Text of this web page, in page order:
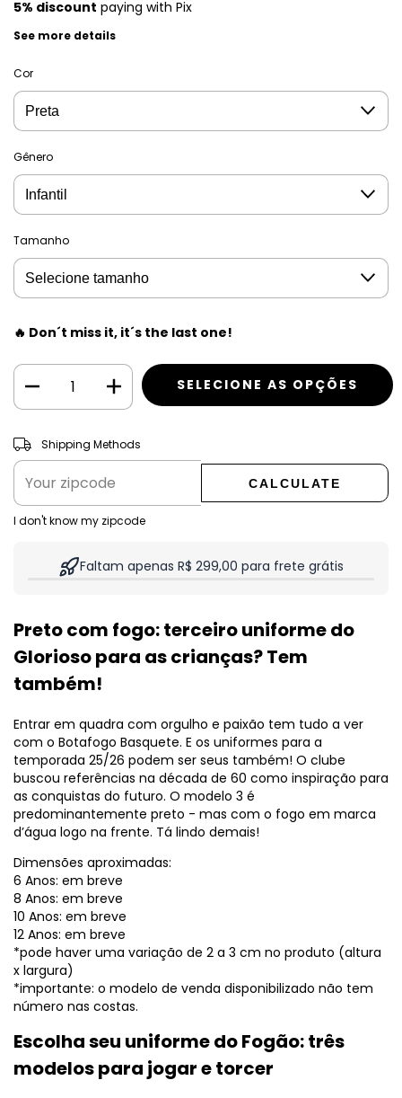
5% discount paying with Pix
See more details
Cor
Gênero
Tamanho
🔥 Don´t miss it, it´s the last one!
Shipping for zipcode:
Shipping Methods
CALCULATE
I don't know my zipcode
Faltam apenas R$ 299,00 para frete grátis
Preto com fogo: terceiro uniforme do
Glorioso para as crianças? Tem
também!
Entrar em quadra com orgulho e paixão tem tudo a ver
com o Botafogo Basquete. E os uniformes para a
temporada 25/26 podem ser seus também! O clube
buscou referências na década de 60 como inspiração para
as conquistas do futuro. O modelo 3 é
predominantemente preto - mas com o fogo em marca
d’água logo na frente. Tá lindo demais!
Dimensões aproximadas:
6 Anos: em breve
8 Anos: em breve
10 Anos: em breve
12 Anos: em breve
*pode haver uma variação de 2 a 3 cm no produto (altura
x largura)
*importante: o modelo de venda disponibilizado não tem
número nas costas.
Escolha seu uniforme do Fogão: três
modelos para jogar e torcer